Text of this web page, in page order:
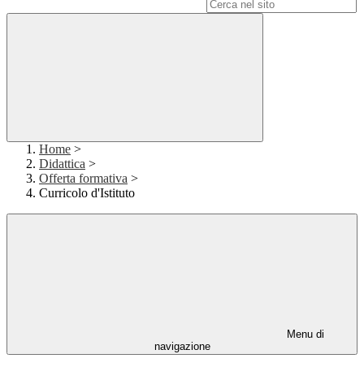
Home >
Didattica >
Offerta formativa >
Curricolo d'Istituto
Menu di
navigazione